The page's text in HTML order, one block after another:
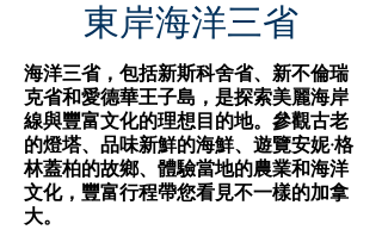
東岸海洋三省
海洋三省，包括新斯科舍省、新不倫瑞
克省和愛德華王子島，是探索美麗海岸
線與豐富文化的理想目的地。參觀古老
的燈塔、品味新鮮的海鮮、遊覽安妮·格
林蓋柏的故鄉、體驗當地的農業和海洋
文化，豐富行程帶您看見不一樣的加拿
大。